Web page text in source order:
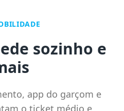
sozinho e
app do garçom e
o ticket médio e